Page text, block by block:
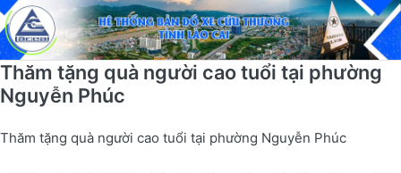
Thăm tặng quà người cao tuổi tại phường
Nguyễn Phúc
Thăm tặng quà người cao tuổi tại phường Nguyễn Phúc